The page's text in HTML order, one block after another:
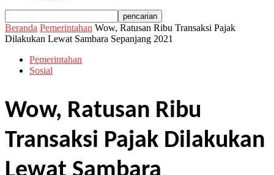
Beranda Pemerintahan Wow, Ratusan Ribu Transaksi Pajak
Dilakukan Lewat Sambara Sepanjang 2021
Pemerintahan
Sosial
Wow, Ratusan Ribu
Transaksi Pajak Dilakukan